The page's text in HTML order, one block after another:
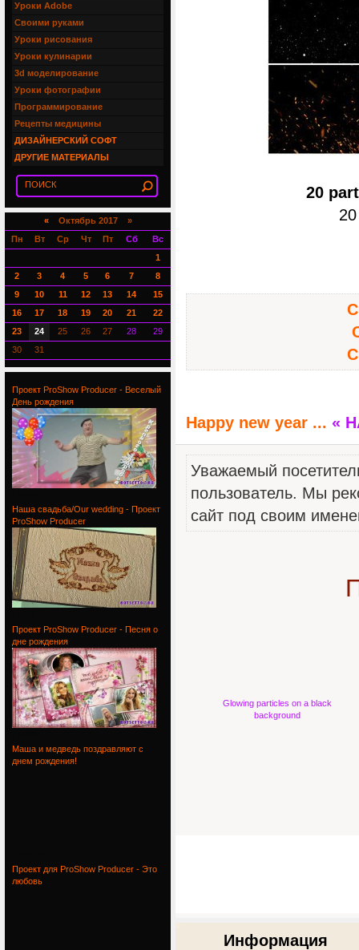
20
Happy new year ... «
Уважаемый
пользователь. Мы
сайт под своим
Glowing particles on a black
background
Информация
Уроки Adobe
Своими руками
Уроки рисования
Уроки кулинарии
3d моделирование
Уроки фотографии
Программирование
Рецепты медицины
ДИЗАЙНЕРСКИЙ СОФТ
ДРУГИЕ МАТЕРИАЛЫ
«Октябрь 2017 »
Пн
Вт Ср Чт Пт Сб
Вс
1
2
3 4 5 6 7
8
9
10 11 12 13 14
15
16
17 18 19 20 21
22
23
24 25 26 27 28
29
30
31
Проект ProShow Producer - Веселый
День рождения
Наша свадьба/Our wedding - Проект
ProShow Producer
Проект ProShow Producer - Песня о
дне рождения
Маша и медведь поздравляют с
днем рождения!
Проект для ProShow Producer - Это
любовь